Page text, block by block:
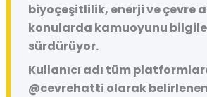
biyoçeşitlilik, enerji ve çevre
konularda kamuoyunu
sürdürüyor.
Kullanıcı adı tüm
@cevrehatti olarak